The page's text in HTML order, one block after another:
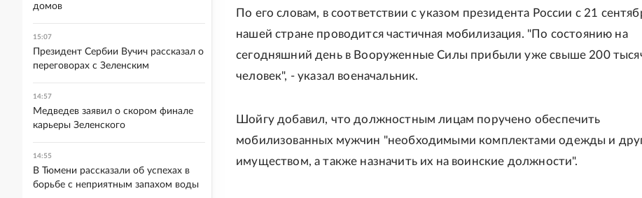
По его словам, в соответствии с указом президента России с 21
нашей стране проводится частичная мобилизация. "По состоянию на
сегодняшний день в Вооруженные Силы прибыли уже свыше 200
человек", - указал военачальник.
Шойгу добавил, что должностным лицам поручено обеспечить
мобилизованных мужчин "необходимыми комплектами одежды и
имуществом, а также назначить их на воинские должности".
домов
15:07
Президент Сербии Вучич рассказал о
переговорах с Зеленским
14:57
Медведев заявил о скором финале
карьеры Зеленского
14:55
В Тюмени рассказали об успехах в
борьбе с неприятным запахом воды